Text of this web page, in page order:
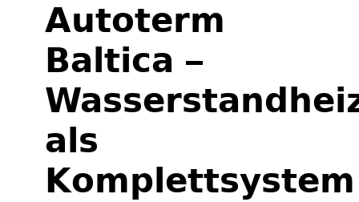
Autoterm
Baltica –
als
Komplettsystem